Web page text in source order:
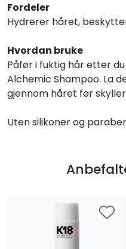
Fordeler
Hydrerer håret,
Hvordan bruke
Påfør i fuktig hår etter
Alchemic Shampoo. La
gjennom håret før
Uten silikoner og